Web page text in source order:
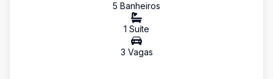
5 Banheiros
1 Suíte
3 Vagas